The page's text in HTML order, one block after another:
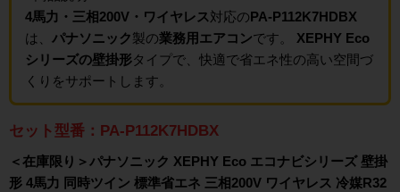
4馬力・三相200V・ワイヤレス対応のPA-P112K7HDBX
は、 パナソニック製の業務用エアコンです。 XEPHY Eco
シリーズの壁掛形タイプで、快適で省エネ性の高い空間づ
くりをサポートします。
セット型番：PA-P112K7HDBX
＜在庫限り＞パナソニック XEPHY Eco エコナビシリーズ 壁掛
形 4馬力 同時ツイン 標準省エネ 三相200V ワイヤレス 冷媒R32